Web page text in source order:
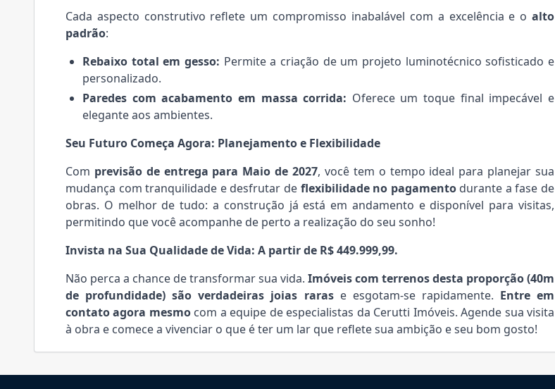
Cada aspecto construtivo reflete um compromisso inabalável com a excelência e o alto
padrão:
Rebaixo total em gesso: Permite a criação de um projeto luminotécnico sofisticado e
personalizado.
Paredes com acabamento em massa corrida: Oferece um toque final impecável e
elegante aos ambientes.
Seu Futuro Começa Agora: Planejamento e Flexibilidade
Com previsão de entrega para Maio de 2027, você tem o tempo ideal para planejar sua
mudança com tranquilidade e desfrutar de flexibilidade no pagamentodurante a fase de
obras. O melhor de tudo: a construção já está em andamento e disponível para visitas,
permitindo que você acompanhe de perto a realização do seu sonho!
Invista na Sua Qualidade de Vida: A partir de R$ 449.999,99.
Não perca a chance de transformar sua vida. Imóveis com terrenos desta proporção (40m
de profundidade) são verdadeiras joias rarase esgotam-se rapidamente. Entre em
contato agora mesmocom a equipe de especialistas da Cerutti Imóveis. Agende sua visita
à obra e comece a vivenciar o que é ter um lar que reflete sua ambição e seu bom gosto!